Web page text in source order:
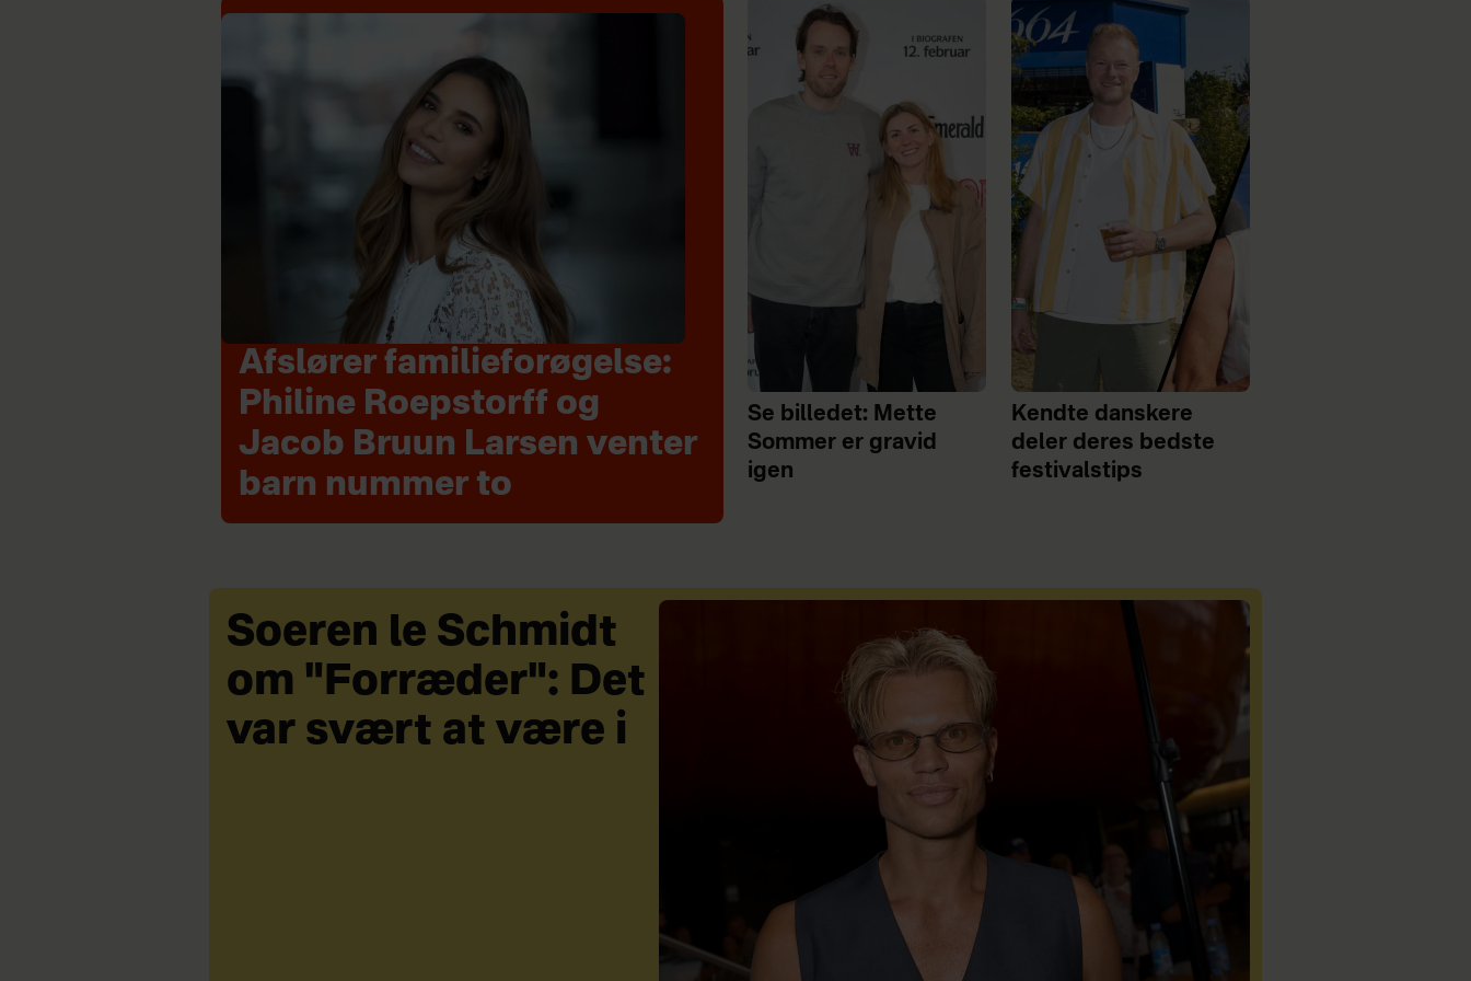
Afslører familieforøgelse:
Philine Roepstorff og
Jacob Bruun Larsen venter
barn nummer to
Se billedet: Mette
Sommer er gravid
igen
Kendte danskere
deler deres bedste
festivalstips
Soeren le Schmidt
om "Forræder": Det
var svært at være i